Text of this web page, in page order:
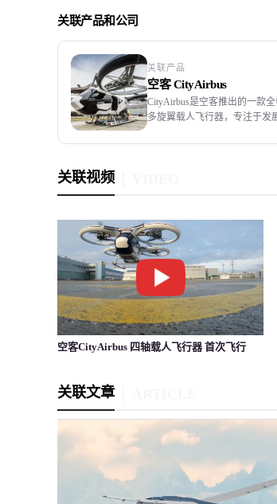
关联产品和公司
关联产品
空客 CityAirbus
CityAirbus是空客推出的一款全
多旋翼载人飞行器，专注于发
CityAirbus全尺寸演示器于
关联视频
空客CityAirbus 四轴载人飞行器 首次飞行
关联文章